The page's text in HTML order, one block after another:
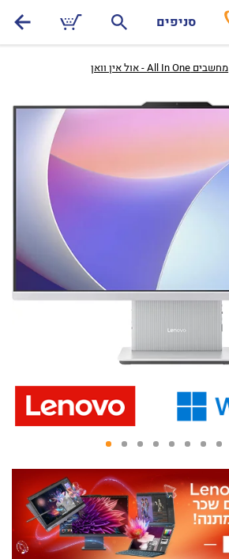
סניפים
מחשבים All In One - אול אין וואן‏